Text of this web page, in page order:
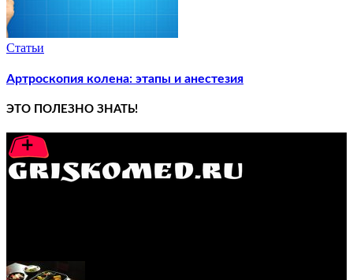
Статьи
Артроскопия колена: этапы и анестезия
ЭТО ПОЛЕЗНО ЗНАТЬ!